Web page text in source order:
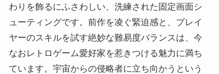
わりを飾るにふさわしい、洗練された固定画面シ
ューティングです。前作を凌ぐ緊迫感と、プレイ
ヤーのスキルを試す絶妙な難易度バランスは、今
なおレトロゲーム愛好家を惹きつける魅力に満ち
ています。宇宙からの侵略者に立ち向かうという